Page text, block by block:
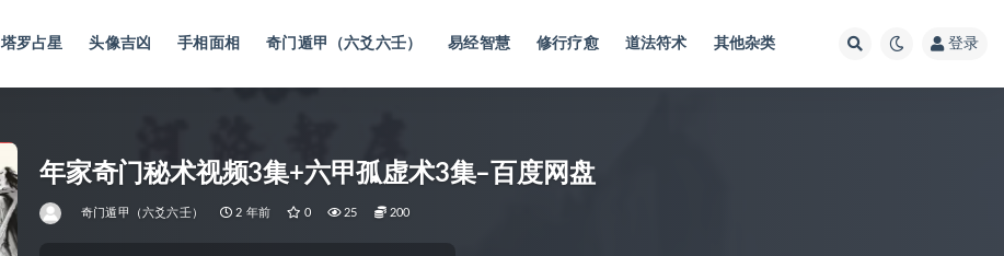
塔罗占星 头像吉凶 手相面相 奇门遁甲（六爻六壬） 易经智慧 修行疗愈 道法符术 其他杂类 登录
年家奇门秘术视频3集+六甲孤虚术3集–百度网盘
奇门遁甲（六爻六壬） 2 年前 0 25 200